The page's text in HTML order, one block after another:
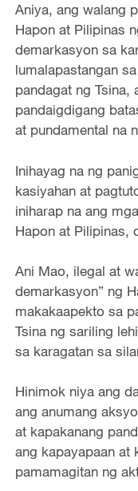
Aniya, ang walang
Hapon at Pilipinas
demarkasyon sa
lumalapastangan
pandagat ng Tsina,
pandaigdigang
at pundamental na
Inihayag na ng
kasiyahan at
iniharap na ang
Hapon at Pilipinas,
Ani Mao, ilegal at
demarkasyon” ng
makakaapekto sa
Tsina ng sariling
sa karagatan sa
Hinimok niya ang
ang anumang
at kapakanang
ang kapayapaan at
pamamagitan ng